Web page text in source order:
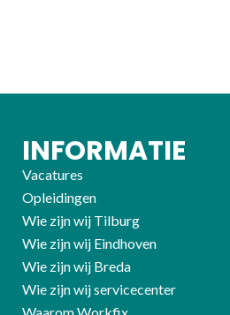
INFORMATIE
Vacatures
Opleidingen
Wie zijn wij Tilburg
Wie zijn wij Eindhoven
Wie zijn wij Breda
Wie zijn wij servicecenter